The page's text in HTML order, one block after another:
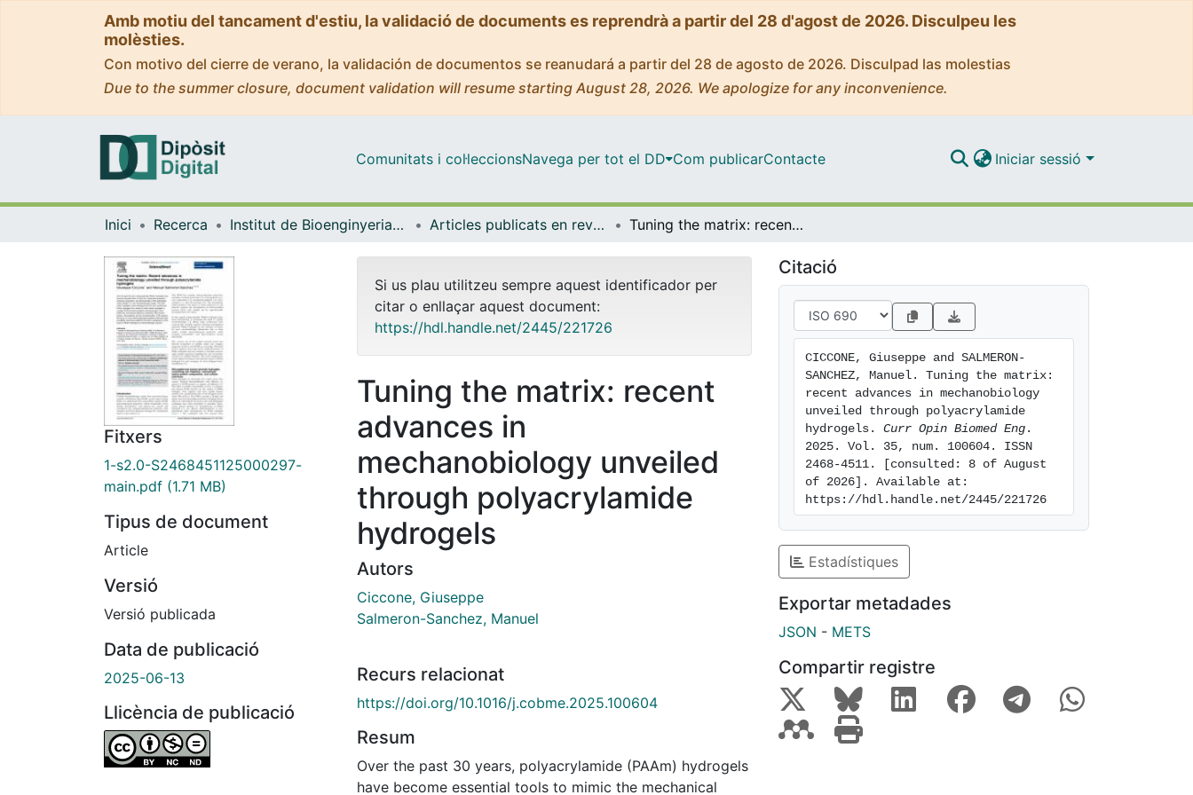
Amb motiu del tancament d'estiu, la validació de documents es reprendrà a partir del 28 d'agost de 2026. Disculpeu les
molèsties.
Con motivo del cierre de verano, la validación de documentos se reanudará a partir del 28 de agosto de 2026. Disculpad las molestias
Due to the summer closure, document validation will resume starting August 28, 2026. We apologize for any inconvenience.
Comunitats i col·leccionsNavega per tot el DD Com publicarContacte Iniciar sessió
Inici Recerca Institut de Bioenginyeria de Catalunya (IBEC) Articles publicats en revistes (Institut de Bioenginyeria de Catalunya (IBEC)) Tuning the matrix: recent advances in mechanobiology unveiled through polyacrylamide hydrogels
Fitxers
1-s2.0-S2468451125000297-
main.pdf (1.71 MB)
Tipus de document
Article
Versió
Versió publicada
Data de publicació
2025-06-13
Llicència de publicació
Si us plau utilitzeu sempre aquest identificador per
citar o enllaçar aquest document:
https://hdl.handle.net/2445/221726
Tuning the matrix: recent
advances in
mechanobiology unveiled
through polyacrylamide
hydrogels
Autors
Ciccone, Giuseppe
Salmeron-Sanchez, Manuel
Recurs relacionat
https://doi.org/10.1016/j.cobme.2025.100604
Resum
Over the past 30 years, polyacrylamide (PAAm) hydrogels
have become essential tools to mimic the mechanical
Citació
CICCONE, Giuseppe and SALMERON-
SANCHEZ, Manuel. Tuning the matrix:
recent advances in mechanobiology
unveiled through polyacrylamide
hydrogels. Curr Opin Biomed Eng .
2025. Vol. 35, num. 100604. ISSN
2468-4511. [consulted: 8 of August
of 2026]. Available at:
https://hdl.handle.net/2445/221726
Estadístiques
Exportar metadades
JSON - METS
Compartir registre